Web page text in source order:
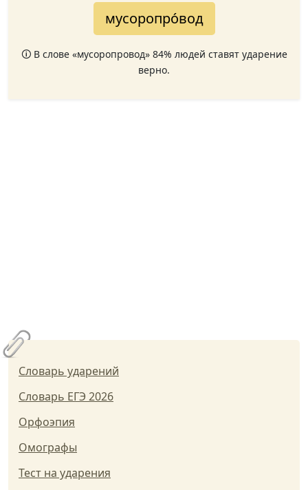
мусоропро́вод
🛈 В слове «мусоропровод» 84% людей ставят ударение
верно.
Словарь ударений
Словарь ЕГЭ 2026
Орфоэпия
Омографы
Тест на ударения